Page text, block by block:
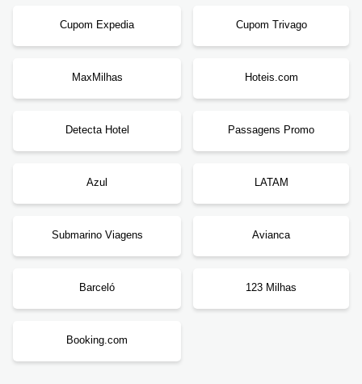
Cupom Expedia Cupom Trivago
MaxMilhas Hoteis.com
Detecta Hotel Passagens Promo
Azul LATAM
Submarino Viagens Avianca
Barceló 123 Milhas
Booking.com